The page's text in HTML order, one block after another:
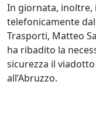
In giornata, inoltre,
telefonicamente
Trasporti, Matteo
ha ribadito la
sicurezza il
all’Abruzzo.